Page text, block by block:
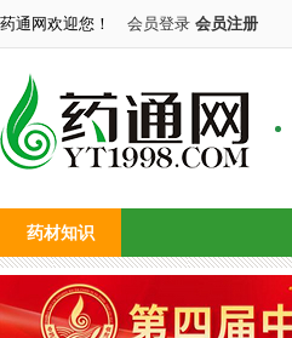
药通网欢迎您！ 会员登录 会员注册
药材知识